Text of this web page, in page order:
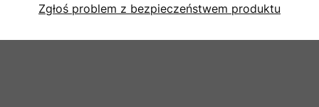
Zgłoś problem z bezpieczeństwem produktu